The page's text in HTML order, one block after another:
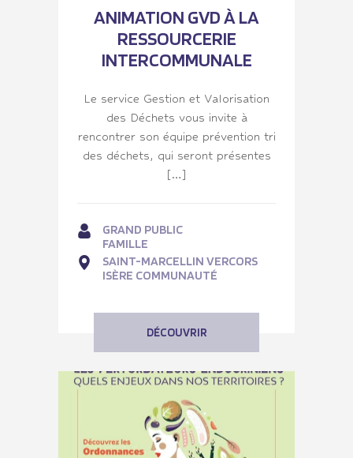
ANIMATION GVD À LA
RESSOURCERIE
INTERCOMMUNALE
Le service Gestion et Valorisation
des Déchets vous invite à
rencontrer son équipe prévention tri
des déchets, qui seront présentes
[…]
GRAND PUBLIC
FAMILLE
SAINT-MARCELLIN VERCORS
ISÈRE COMMUNAUTÉ
DÉCOUVRIR